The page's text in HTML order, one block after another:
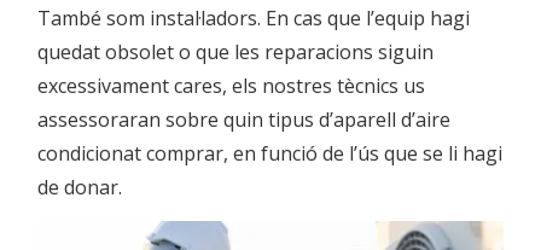
També som instal·ladors. En cas que l’equip hagi
quedat obsolet o que les reparacions siguin
excessivament cares, els nostres tècnics us
assessoraran sobre quin tipus d’aparell d’aire
condicionat comprar, en funció de l’ús que se li hagi
de donar.